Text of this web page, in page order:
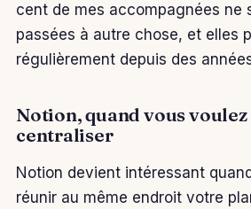
cent de mes accompagnées ne
passées à autre chose, et elles
régulièrement depuis des
Notion, quand vous
centraliser
Notion devient intéressant
réunir au même endroit votre